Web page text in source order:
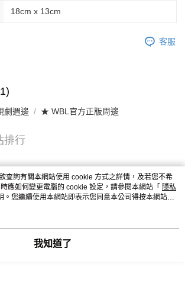
18cm x 13cm
客服
劇週邊 ★ WBL官方正版周邊
排行
查詢有關本網站使用 cookie 方式之詳情，及若您不希
應如何變更電腦的 cookie 設定，請參閱本網站「 隱私
。您繼續使用本網站即表示您同意本公司得按本網站使
cookie。
我知道了